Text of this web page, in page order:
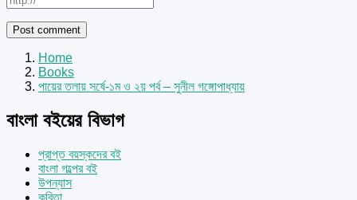
Home
Books
পায়ের তলায় সর্ষে-১ম ও ২য় পর্ব – সুনীল গঙ্গোপাধ্যায়
বাংলা বইয়ের বিভাগ
প্রাপ্ত বয়স্কদের বই
বাংলা গল্পের বই
উপন্যাস